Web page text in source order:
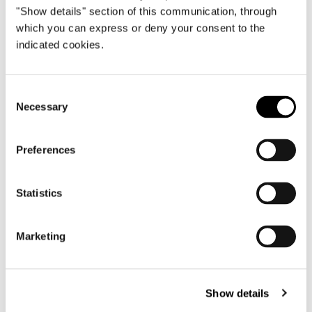
"Show details" section of this communication, through
which you can express or deny your consent to the
indicated cookies.
Selection
Necessary
Preferences
Statistics
Marketing
Show details
Yacht Tatiana V